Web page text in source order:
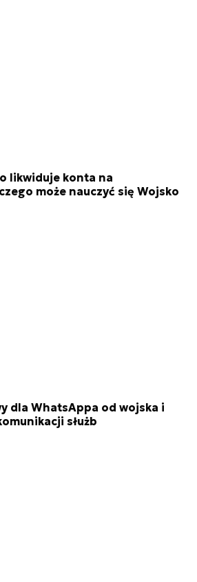
likwiduje konta na
może nauczyć się Wojsko
dla WhatsAppa od wojska i
służb